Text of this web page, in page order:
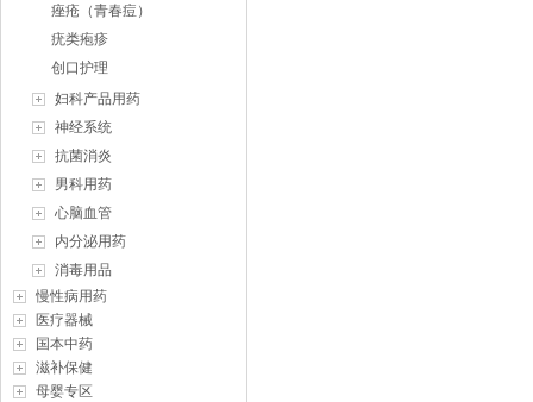
痤疮（青春痘）
疣类疱疹
创口护理
妇科产品用药
神经系统
抗菌消炎
男科用药
心脑血管
内分泌用药
消毒用品
慢性病用药
医疗器械
国本中药
滋补保健
母婴专区